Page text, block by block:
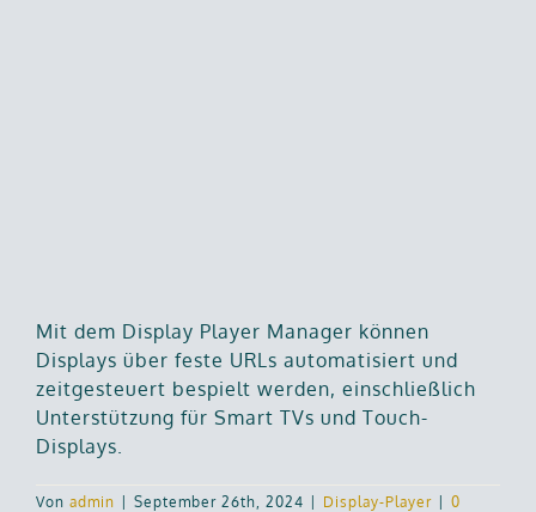
Mit dem Display Player Manager können
Displays über feste URLs automatisiert und
zeitgesteuert bespielt werden, einschließlich
Unterstützung für Smart TVs und Touch-
Displays.
Von admin | September 26th, 2024 | Display-Player | 0